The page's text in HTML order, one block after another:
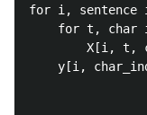
for i, sentence
for t, char
X[i, t,
y[i,